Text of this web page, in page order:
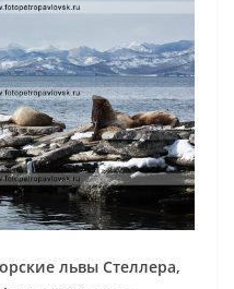
львы Стеллера,